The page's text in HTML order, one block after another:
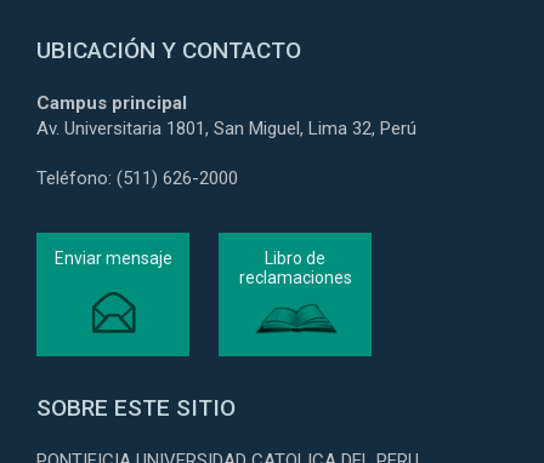
UBICACIÓN Y CONTACTO
Campus principal
Av. Universitaria 1801, San Miguel, Lima 32, Perú
Teléfono: (511) 626-2000
Enviar mensaje
Libro de
reclamaciones
SOBRE ESTE SITIO